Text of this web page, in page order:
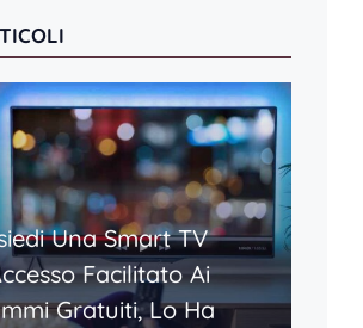
Una Smart TV
Facilitato Ai
Gratuiti, Lo Ha